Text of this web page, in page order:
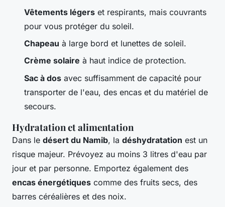
Vêtements légers et respirants, mais couvrants
pour vous protéger du soleil.
Chapeau à large bord et lunettes de soleil.
Crème solaire à haut indice de protection.
Sac à dos avec suffisamment de capacité pour
transporter de l'eau, des encas et du matériel de
secours.
Hydratation et alimentation
Dans le désert du Namib, la déshydratation est un
risque majeur. Prévoyez au moins 3 litres d'eau par
jour et par personne. Emportez également des
encas énergétiques comme des fruits secs, des
barres céréalières et des noix.